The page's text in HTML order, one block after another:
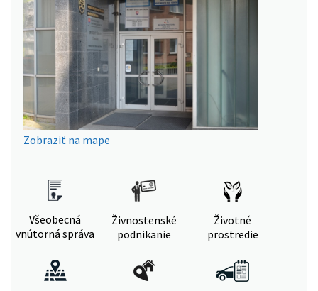
Zobraziť na mape
Všeobecná
vnútorná správa
Živnostenské
podnikanie
Životné
prostredie